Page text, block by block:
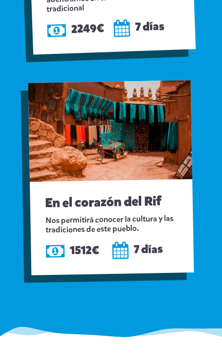
tradicional
2249€ 7 días
En el corazón del Rif
Nos permitirá conocer la cultura y las
tradiciones de este pueblo.
1512€ 7 días